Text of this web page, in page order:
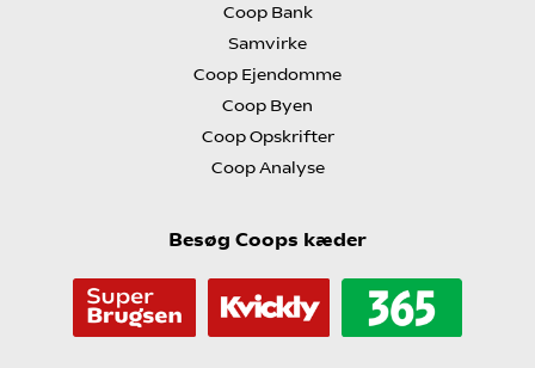
Coop Bank
Samvirke
Coop Ejendomme
Coop Byen
Coop Opskrifter
Coop Analyse
Besøg Coops kæder